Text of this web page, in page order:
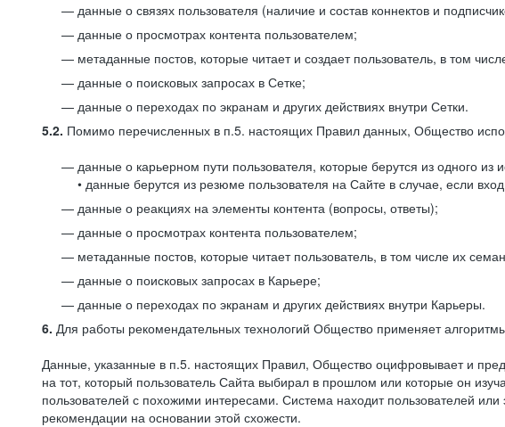
данные о связях пользователя (наличие и состав коннектов и
данные о просмотрах контента пользователем;
метаданные постов, которые читает и создает пользователь, в том
данные о поисковых запросах в Сетке;
данные о переходах по экранам и других действиях внутри Сетки.
5.2. Помимо перечисленных в п.5. настоящих Правил данных, Общество
данные о карьерном пути пользователя, которые берутся из одного из
• данные берутся из резюме пользователя на Сайте в случае, если
данные о реакциях на элементы контента (вопросы, ответы);
данные о просмотрах контента пользователем;
метаданные постов, которые читает пользователь, в том числе их
данные о поисковых запросах в Карьере;
данные о переходах по экранам и других действиях внутри Карьеры.
6. Для работы рекомендательных технологий Общество применяет
Данные, указанные в п.5. настоящих Правил, Общество оцифровывает и
на тот, который пользователь Сайта выбирал в прошлом или которые он
пользователей с похожими интересами. Система находит пользователей
рекомендации на основании этой схожести.